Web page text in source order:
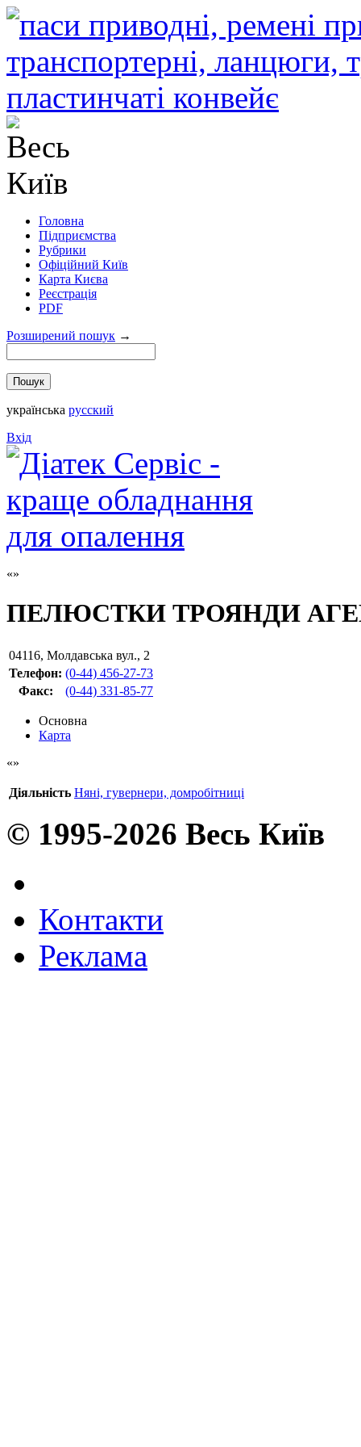
Головна
Підприємства
Рубрики
Офіційний Київ
Карта Києва
Реєстрація
PDF
Розширений пошук →
українська русский
Вхід
ПЕЛЮСТКИ ТРОЯНДИ
04116, Молдавська вул., 2
Телефон: (0-44) 456-27-73
Факс: (0-44) 331-85-77
Основна
Карта
Діяльність Няні, гувернери, домробітниці
© 1995-2026 Весь Київ
Контакти
Реклама